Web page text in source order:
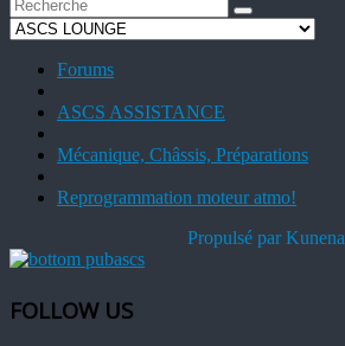
Forums
ASCS ASSISTANCE
Mécanique, Châssis, Préparations
Reprogrammation moteur atmo!
Propulsé parKunena
FOLLOW US